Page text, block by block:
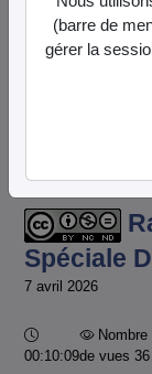
Spéciale
7 avril 2026
Durée :
00:10:09
Nombre
de vues 36
(barre de
gérer la